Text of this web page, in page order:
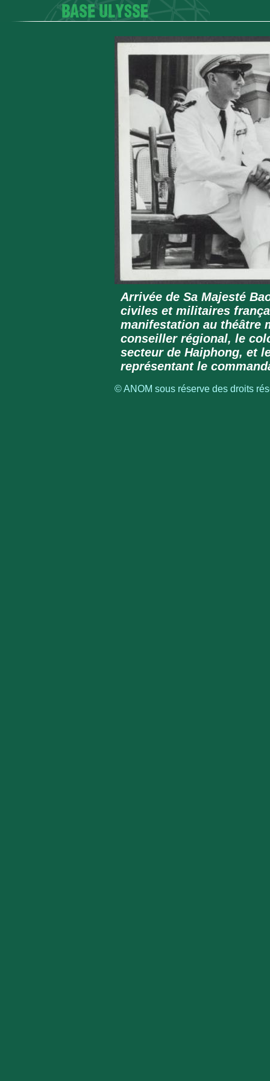
Arrivée de Sa Majesté
civiles et militaires
manifestation au théâtre
conseiller régional, le
secteur de Haiphong, et
représentant le
© ANOM sous réserve des droits